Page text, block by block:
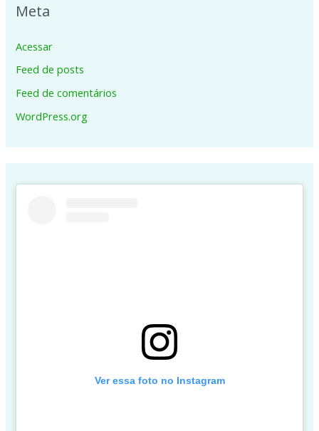
Meta
Acessar
Feed de posts
Feed de comentários
WordPress.org
Ver essa foto no Instagram